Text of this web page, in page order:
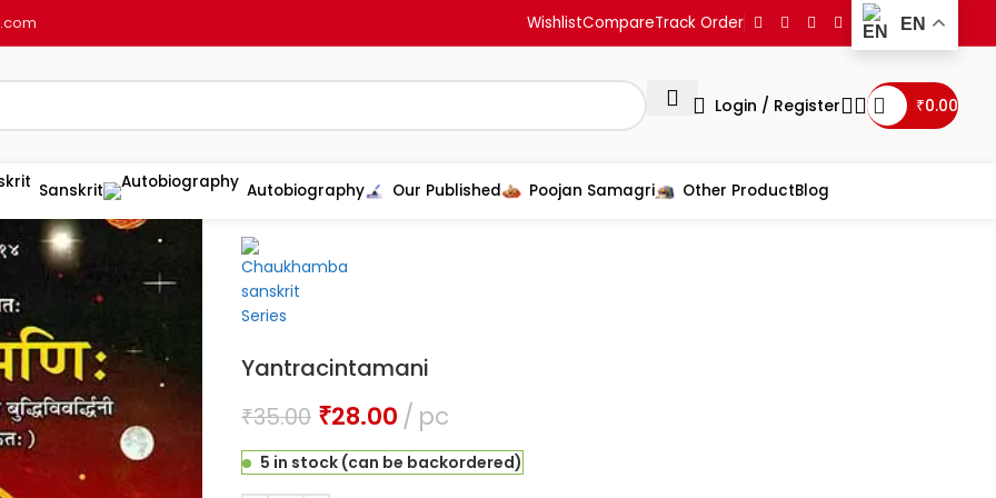
WishlistCompareTrack Order EN
Login / Register ₹0.00
Sanskrit Autobiography Our Published Poojan Samagri Other ProductBlog
Home Astrology Jyotish Yantracintamani
Yantracintamani
₹35.00 ₹28.00 pc
5 in stock (can be backordered)